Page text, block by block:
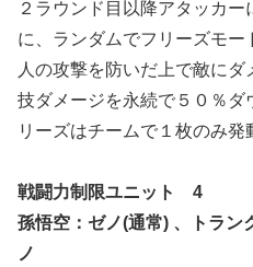
２ラウンド目以降アタッカ
に、ランダムでフリーズモー
人の攻撃を防いだ上で敵に
技ダメージを永続で５０％ダ
リーズはチームで１枚のみ発
戦闘力制限ユニット 4
孫悟空：ゼノ(通常) 、トラン
ノ